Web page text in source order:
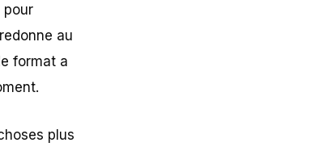
pour
au
format a
plus